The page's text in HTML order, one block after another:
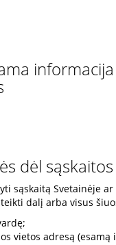
dėl
sąskaitą Svetainėje ar
dalį arba visus
vietos adresą (esamą